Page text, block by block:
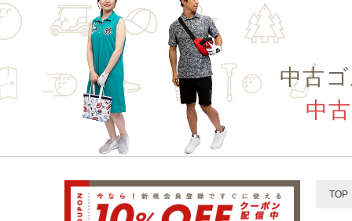
中古
中
TOP